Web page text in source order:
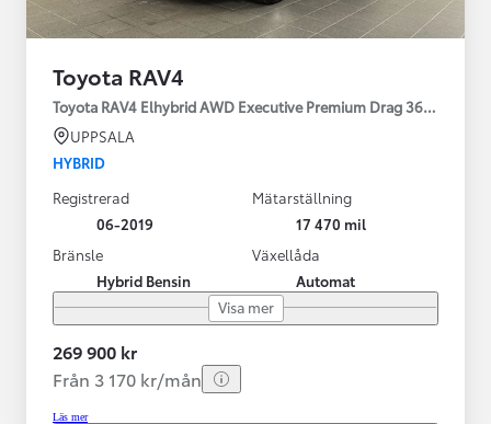
Toyota RAV4
Toyota RAV4 Elhybrid AWD Executive Premium Drag 360-kamera
UPPSALA
HYBRID
Registrerad
06-2019
Mätarställning
17 470 mil
Bränsle
Hybrid Bensin
Växellåda
Automat
Visa mer
269 900 kr
Från 3 170 kr/mån
Läs mer